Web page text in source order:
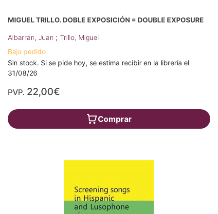
MIGUEL TRILLO. DOBLE EXPOSICIÓN = DOUBLE EXPOSURE
Albarrán, Juan ; Trillo, Miguel
Bajo pedido
Sin stock. Si se pide hoy, se estima recibir en la librería el
31/08/26
PVP. 22,00€
Comprar